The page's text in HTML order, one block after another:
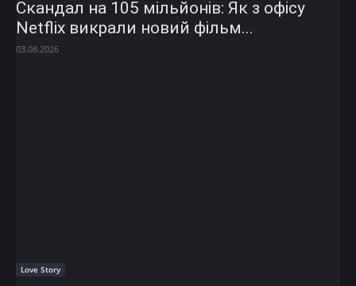
Скандал на 105 мільйонів: Як з офісу
Netflix викрали новий фільм...
03.08.2026
Love Story